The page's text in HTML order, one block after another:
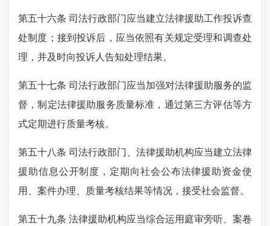
第五十六条 司法行政部门应当建立法律援助工作投诉查
处制度；接到投诉后，应当依照有关规定受理和调查处
理，并及时向投诉人告知处理结果。
第五十七条 司法行政部门应当加强对法律援助服务的监
督，制定法律援助服务质量标准，通过第三方评估等方
式定期进行质量考核。
第五十八条 司法行政部门、法律援助机构应当建立法律
援助信息公开制度，定期向社会公布法律援助资金使
用、案件办理、质量考核结果等情况，接受社会监督。
第五十九条 法律援助机构应当综合运用庭审旁听、案卷